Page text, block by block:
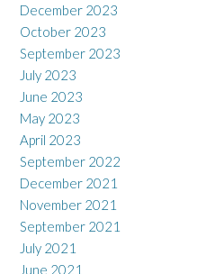
December 2023
October 2023
September 2023
July 2023
June 2023
May 2023
April 2023
September 2022
December 2021
November 2021
September 2021
July 2021
June 2021